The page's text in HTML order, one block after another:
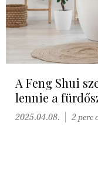
A Feng Shui
lennie a
2025.04.08. 2 perc